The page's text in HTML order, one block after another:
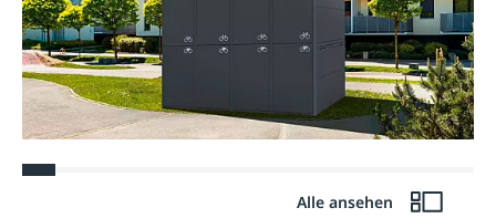
Alle ansehen